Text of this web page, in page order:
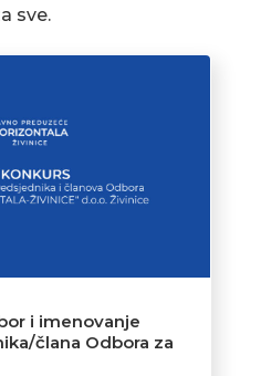
sve.
i imenovanje
člana Odbora za